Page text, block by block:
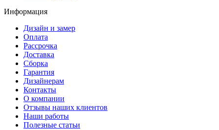
Информация
Дизайн и замер
Оплата
Рассрочка
Доставка
Сборка
Гарантия
Дизайнерам
Контакты
О компании
Отзывы наших клиентов
Наши работы
Полезные статьи